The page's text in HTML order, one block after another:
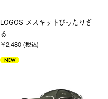
LOGOS メスキットぴったりざ
る
￥2,480 (税込)
NEW